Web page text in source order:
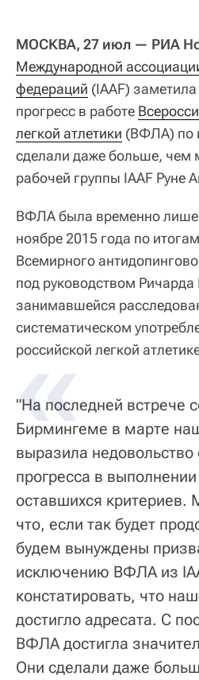
МОСКВА, 27 июл — РИА
Международной
федераций (IAAF)
прогресс в работе
легкой атлетики (ВФЛА) по
сделали даже больше, чем
рабочей группы IAAF Руне
ВФЛА была временно
ноябре 2015 года по
Всемирного
под руководством Ричарда
занимавшейся
систематическом
российской легкой
"На последней встрече
Бирмингеме в марте
выразила недовольство
прогресса в
оставшихся критериев.
что, если так будет
будем вынуждены
исключению ВФЛА из
констатировать, что
достигло адресата. С
ВФЛА достигла
Они сделали даже